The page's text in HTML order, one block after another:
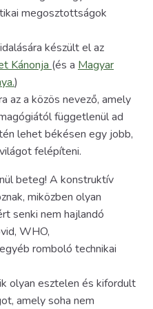
megosztottságok
készült el az
Kánonja (és a Magyar
)
az a közös nevező, amely
függetlenül ad
lehet békésen egy jobb,
felépíteni.
beteg! A konstruktív
miközben olyan
senki nem hajlandó
WHO,
romboló technikai
olyan esztelen és kifordult
amely soha nem